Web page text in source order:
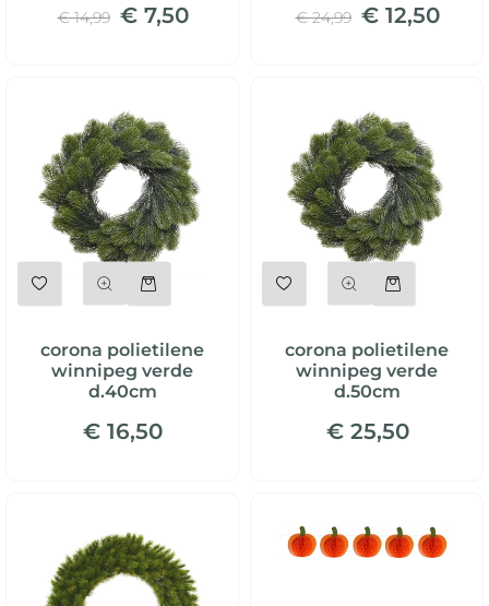
€ 14,99 € 7,50 € 24,99 € 12,50
corona polietilene
winnipeg verde
d.40cm
€ 16,50
corona polietilene
winnipeg verde
d.50cm
€ 25,50